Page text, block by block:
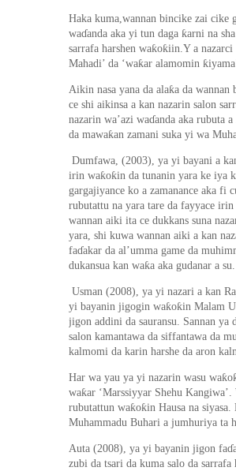
Haka kuma,wannan bincike zai cike
waɗanda aka yi tun daga ƙarni na
sarrafa harshen waƙoƙiin.Y a nazarci
Mahadi’ da ‘waƙar alamomin ƙiyama
Aikin nasa yana da alaƙa da wannan
ce shi aikinsa a kan nazarin salon
nazarin wa’azi waɗanda aka rubuta a
da mawaƙan zamani suka yi wa
Dumfawa, (2003), ya yi bayani a
irin waƙoƙin da tunanin yara ke iya
gargajiyance ko a zamanance aka fi
rubutattu na yara tare da fayyace irin
wannan aiki ita ce dukkans suna
yara, shi kuwa wannan aiki a kan
faɗakar da al’umma game da
dukansua kan waƙa aka gudanar a su.
Usman (2008), ya yi nazari a kan
yi bayanin jigogin waƙoƙin Malam
jigon addini da sauransu. Sannan ya
salon kamantawa da siffantawa da
kalmomi da karin harshe da aron
Har wa yau ya yi nazarin wasu waƙo
waƙar ‘Marssiyyar Shehu Kangiwa’.
rubutattun waƙoƙin Hausa na
Muhammadu Buhari a jumhuriya ta
Auta (2008), ya yi bayanin jigon faɗ
zubi da tsari da kuma salo da